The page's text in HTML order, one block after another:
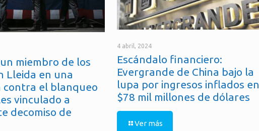
miembro de los
Lleida en una
contra el blanqueo
vinculado a
decomiso de
4 abril, 2024
Escándalo financiero:
Evergrande de China bajo la
lupa por ingresos inflados en
$78 mil millones de dólares
Ver más